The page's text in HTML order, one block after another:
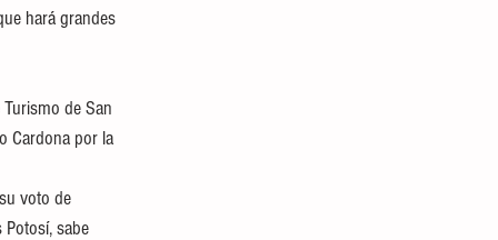
hará grandes
de San
Cardona por la
voto de
sabe